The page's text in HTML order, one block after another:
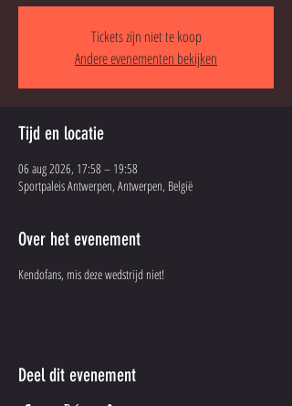
Tickets zijn niet te koop
Andere evenementen bekijken
Tijd en locatie
06 aug 2026, 17:58 – 19:58
Sportpaleis Antwerpen, Antwerpen, België
Over het evenement
Kendofans, mis deze wedstrijd niet!
Deel dit evenement